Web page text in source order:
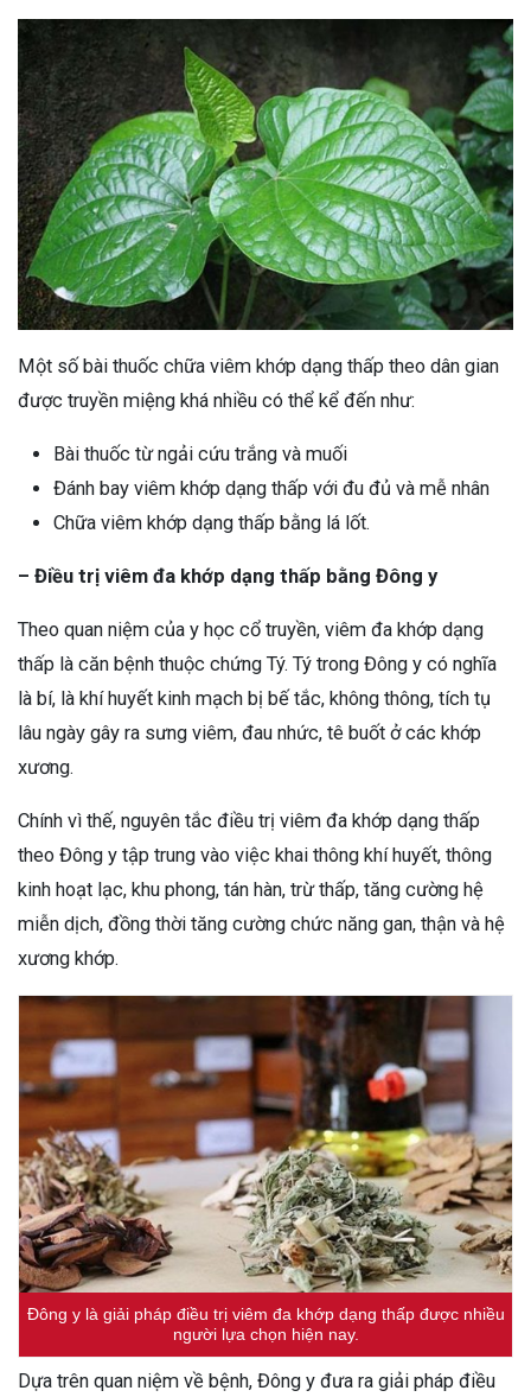
Một số bài thuốc chữa viêm khớp dạng thấp theo dân gian
được truyền miệng khá nhiều có thể kể đến như:
Bài thuốc từ ngải cứu trắng và muối
Đánh bay viêm khớp dạng thấp với đu đủ và mễ nhân
Chữa viêm khớp dạng thấp bằng lá lốt.
– Điều trị viêm đa khớp dạng thấp bằng Đông y
Theo quan niệm của y học cổ truyền, viêm đa khớp dạng
thấp là căn bệnh thuộc chứng Tý. Tý trong Đông y có nghĩa
là bí, là khí huyết kinh mạch bị bế tắc, không thông, tích tụ
lâu ngày gây ra sưng viêm, đau nhức, tê buốt ở các khớp
xương.
Chính vì thế, nguyên tắc điều trị viêm đa khớp dạng thấp
theo Đông y tập trung vào việc khai thông khí huyết, thông
kinh hoạt lạc, khu phong, tán hàn, trừ thấp, tăng cường hệ
miễn dịch, đồng thời tăng cường chức năng gan, thận và hệ
xương khớp.
Đông y là giải pháp điều trị viêm đa khớp dạng thấp được nhiều
người lựa chọn hiện nay.
Dựa trên quan niệm về bệnh, Đông y đưa ra giải pháp điều